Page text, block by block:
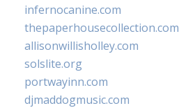
infernocanine.com
thepaperhousecollection.com
allisonwillisholley.com
solslite.org
portwayinn.com
djmaddogmusic.com